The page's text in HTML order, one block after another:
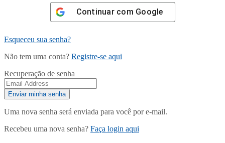
Continuar com Google
Esqueceu sua senha?
Não tem uma conta? Registre-se aqui
Recuperação de senha
Uma nova senha será enviada para você por e-mail.
Recebeu uma nova senha? Faça login aqui